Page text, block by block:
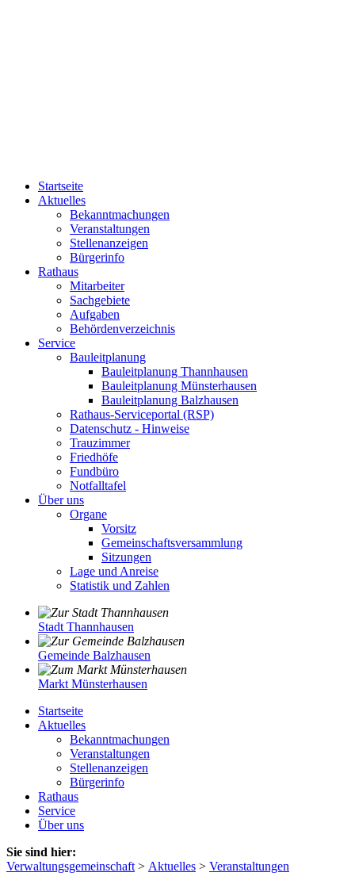
Startseite
Aktuelles
Bekanntmachungen
Veranstaltungen
Stellenanzeigen
Bürgerinfo
Rathaus
Mitarbeiter
Sachgebiete
Aufgaben
Behördenverzeichnis
Service
Bauleitplanung
Bauleitplanung Thannhausen
Bauleitplanung Münsterhausen
Bauleitplanung Balzhausen
Rathaus-Serviceportal (RSP)
Datenschutz - Hinweise
Trauzimmer
Friedhöfe
Fundbüro
Notfalltafel
Über uns
Organe
Vorsitz
Gemeinschaftsversammlung
Sitzungen
Lage und Anreise
Statistik und Zahlen
Stadt Thannhausen
Gemeinde Balzhausen
Markt Münsterhausen
Startseite
Aktuelles
Bekanntmachungen
Veranstaltungen
Stellenanzeigen
Bürgerinfo
Rathaus
Service
Über uns
Sie sind hier:
Verwaltungsgemeinschaft > Aktuelles > Veranstaltungen